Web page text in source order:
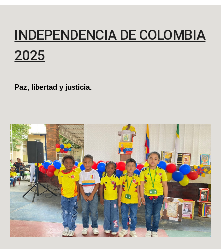
INDEPENDENCIA DE COLOMBIA
2025
Paz, libertad y justicia.